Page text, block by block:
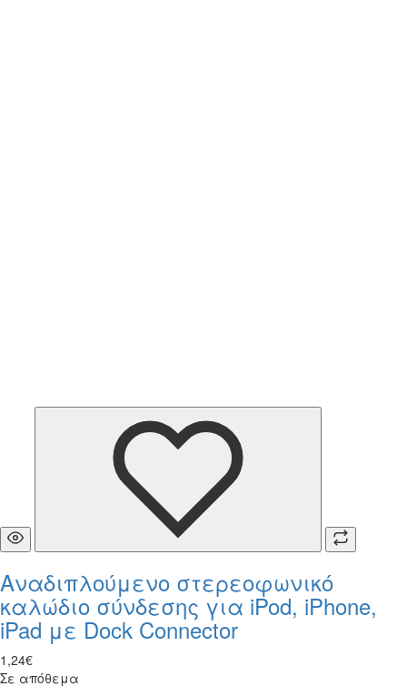
Αναδιπλούμενο στερεοφωνικό
καλώδιο σύνδεσης για iPod, iPhone,
iPad με Dock Connector
1 ,24€
Σε απόθεμα